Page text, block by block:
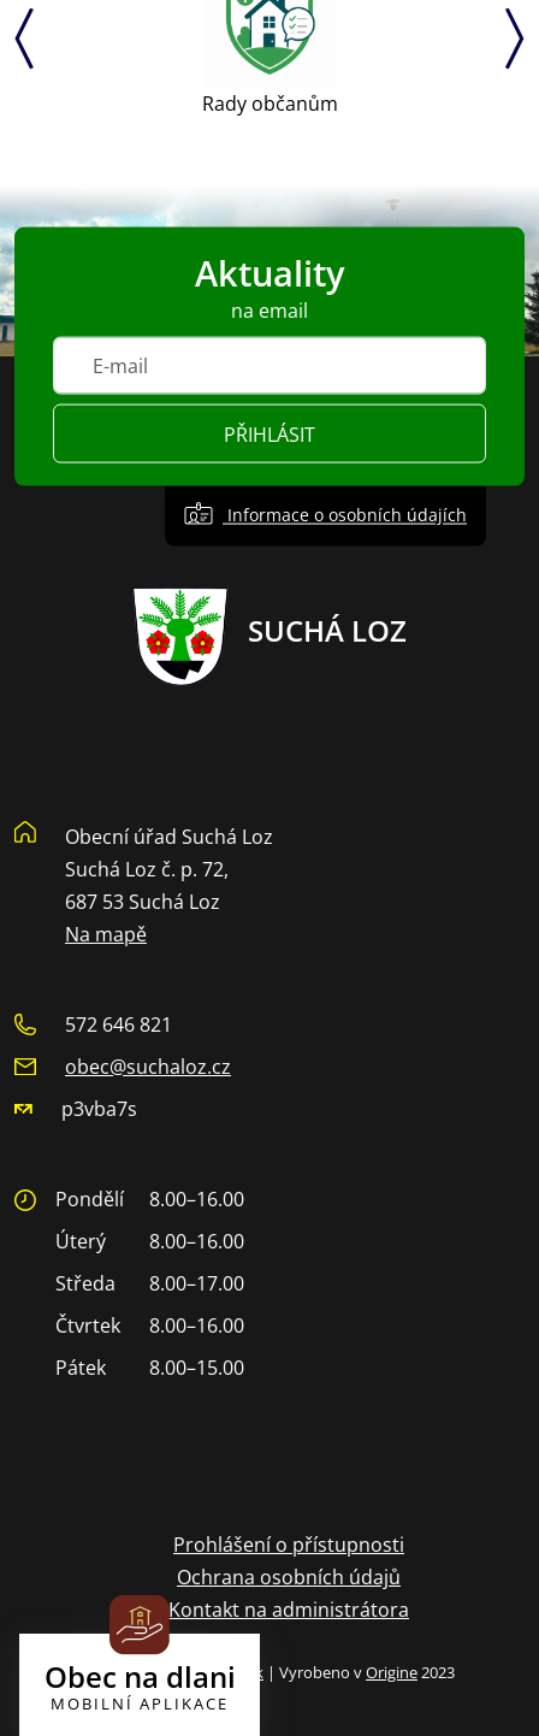
Rady občanům
Aktuality
na email
PŘIHLÁSIT
Informace o osobních údajích
SUCHÁ LOZ
Obecní úřad Suchá Loz
Suchá Loz č. p. 72,
687 53 Suchá Loz
Na mapě
572 646 821
obec@suchaloz.cz
p3vba7s
Pondělí
8.00–16.00
Úterý
8.00–16.00
Středa
8.00–17.00
Čtvrtek
8.00–16.00
Pátek
8.00–15.00
Prohlášení o přístupnosti
Ochrana osobních údajů
Kontakt na administrátora
Archiv webových stránek | Vyrobeno vOrigine 2023
Obec na dlani
MOBILNÍ APLIKACE